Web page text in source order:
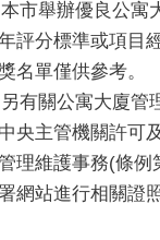
市舉辦優良公寓
評分標準或項目
名單僅供參考。
有關公寓大廈管
央主管機關許可
理維護事務(條例
網站進行相關證